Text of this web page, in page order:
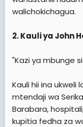
walichokichagua.
2. Kauli ya John
"Kazi ya mbunge
Kauli hii ina ukweli
mtendaji wa
Barabara,
kupitia fedha za